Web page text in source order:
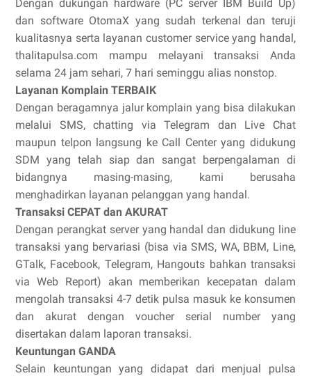
Dengan dukungan hardware (PC server IBM Build Up)
dan software OtomaX yang sudah terkenal dan teruji
kualitasnya serta layanan customer service yang handal,
thalitapulsa.com mampu melayani transaksi Anda
selama 24 jam sehari, 7 hari seminggu alias nonstop.
Layanan Komplain TERBAIK
Dengan beragamnya jalur komplain yang bisa dilakukan
melalui SMS, chatting via Telegram dan Live Chat
maupun telpon langsung ke Call Center yang didukung
SDM yang telah siap dan sangat berpengalaman di
bidangnya masing-masing, kami berusaha
menghadirkan layanan pelanggan yang handal.
Transaksi CEPAT dan AKURAT
Dengan perangkat server yang handal dan didukung line
transaksi yang bervariasi (bisa via SMS, WA, BBM, Line,
GTalk, Facebook, Telegram, Hangouts bahkan transaksi
via Web Report) akan memberikan kecepatan dalam
mengolah transaksi 4-7 detik pulsa masuk ke konsumen
dan akurat dengan voucher serial number yang
disertakan dalam laporan transaksi.
Keuntungan GANDA
Selain keuntungan yang didapat dari menjual pulsa